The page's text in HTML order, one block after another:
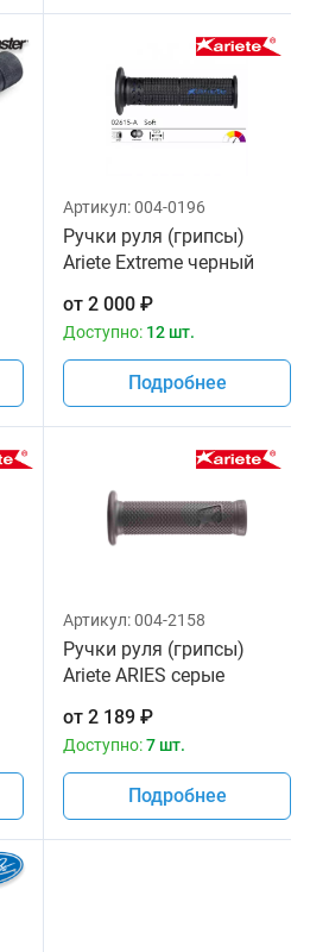
Артикул:004-0196
Ручки руля (грипсы)
Ariete Extreme черный
от 2 000 ₽
Доступно: 12 шт.
Подробнее
Артикул:004-2158
Ручки руля (грипсы)
Ariete ARIES серые
от 2 189 ₽
Доступно:7 шт.
Подробнее